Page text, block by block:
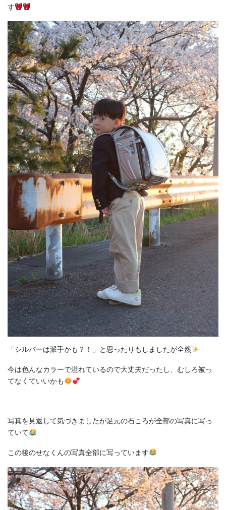
す
「シルバーは派手かも？！」と思ったりもしましたが全然
今は色んなカラーで溢れているので大丈夫だったし、むしろ被っ
てなくていいかも
写真を見返して気づきましたが足元の石ころが全部の写真に写っ
ていて
この後のせなくんの写真全部に写っています